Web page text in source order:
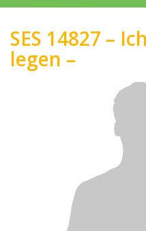
SES 14827 –
legen –